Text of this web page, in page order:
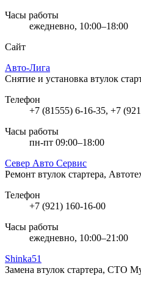
Часы работы
ежедневно, 10:00–18:00
Сайт
Авто-Лига
Снятие и установка втулок
Телефон
+7 (81555) 6-16-35, +7
Часы работы
пн-пт 09:00–18:00
Север Авто Сервис
Ремонт втулок стартера,
Телефон
+7 (921) 160-16-00
Часы работы
ежедневно, 10:00–21:00
Shinka51
Замена втулок стартера, СТО